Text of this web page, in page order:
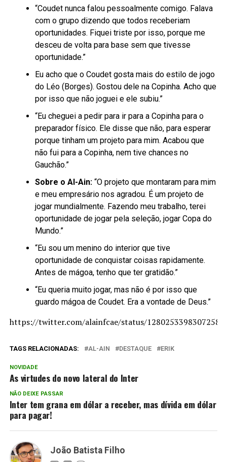
“Coudet nunca falou pessoalmente comigo. Falava
com o grupo dizendo que todos receberiam
oportunidades. Fiquei triste por isso, porque me
desceu de volta para base sem que tivesse
oportunidade.”
Eu acho que o Coudet gosta mais do estilo de jogo
do Léo (Borges). Gostou dele na Copinha. Acho que
por isso que não joguei e ele subiu.”
“Eu cheguei a pedir para ir para a Copinha para o
preparador físico. Ele disse que não, para esperar
porque tinham um projeto para mim. Acabou que
não fui para a Copinha, nem tive chances no
Gauchão.”
Sobre o Al-Ain: “O projeto que montaram para mim
e meu empresário nos agradou. É um projeto de
jogar mundialmente. Fazendo meu trabalho, terei
oportunidade de jogar pela seleção, jogar Copa do
Mundo.”
“Eu sou um menino do interior que tive
oportunidade de conquistar coisas rapidamente.
Antes de mágoa, tenho que ter gratidão.”
“Eu queria muito jogar, mas não é por isso que
guardo mágoa de Coudet. Era a vontade de Deus.”
https://twitter.com/alainfcae/status/
TAGS RELACIONADAS: AL-AIN DESTAQUE ERIK
NOVIDADE
As virtudes do novo lateral do Inter
NÃO DEIXE PASSAR
Inter tem grana em dólar a receber, mas dívida em dólar
para pagar!
João Batista Filho